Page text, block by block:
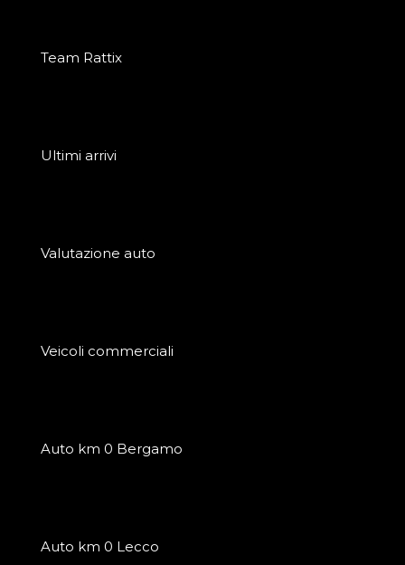
Team Rattix
Ultimi arrivi
Valutazione auto
Veicoli commerciali
Auto km 0 Bergamo
Auto km 0 Lecco